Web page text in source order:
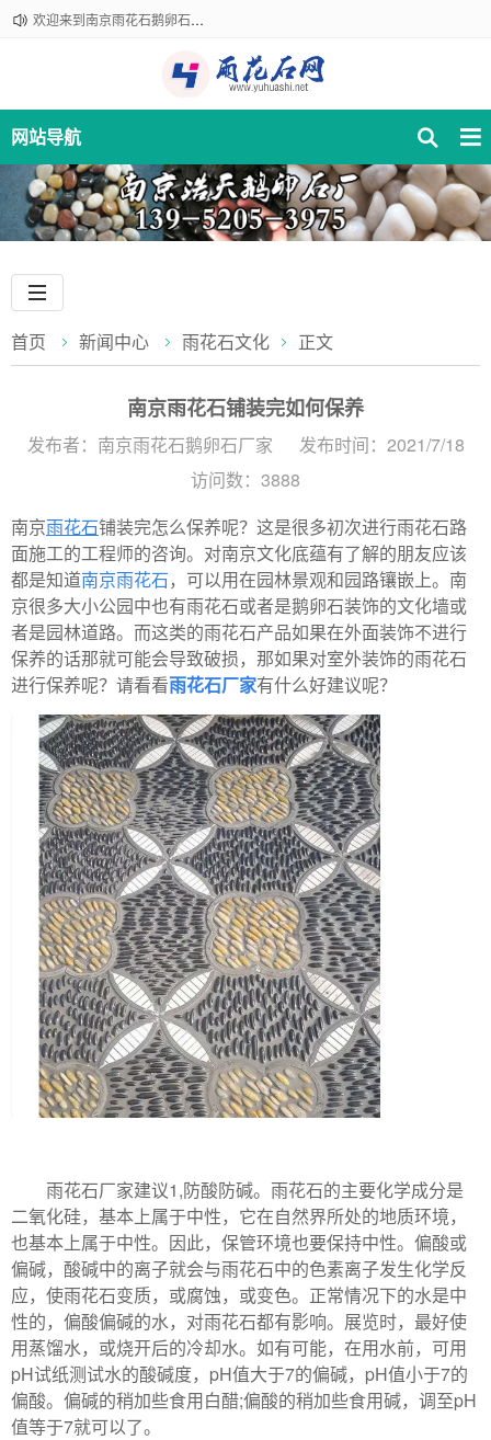
欢迎来到南京雨花石鹅卵石厂家！咨询热线：18061210301
网站导航
首页 新闻中心 雨花石文化 正文
​南京雨花石铺装完如何保养
发布者：南京雨花石鹅卵石厂家
发布时间：2021/7/18
访问数：3888
南京雨花石铺装完怎么保养呢？这是很多初次进行雨花石路
面施工的工程师的咨询。对南京文化底蕴有了解的朋友应该
都是知道南京雨花石，可以用在园林景观和园路镶嵌上。南
京很多大小公园中也有雨花石或者是鹅卵石装饰的文化墙或
者是园林道路。而这类的雨花石产品如果在外面装饰不进行
保养的话那就可能会导致破损，那如果对室外装饰的雨花石
进行保养呢？请看看雨花石厂家有什么好建议呢？
雨花石厂家建议1,防酸防碱。雨花石的主要化学成分是
二氧化硅，基本上属于中性，它在自然界所处的地质环境，
也基本上属于中性。因此，保管环境也要保持中性。偏酸或
偏碱，酸碱中的离子就会与雨花石中的色素离子发生化学反
应，使雨花石变质，或腐蚀，或变色。正常情况下的水是中
性的，偏酸偏碱的水，对雨花石都有影响。展览时，最好使
用蒸馏水，或烧开后的冷却水。如有可能，在用水前，可用
pH试纸测试水的酸碱度，pH值大于7的偏碱，pH值小于7的
偏酸。偏碱的稍加些食用白醋;偏酸的稍加些食用碱，调至pH
值等于7就可以了。